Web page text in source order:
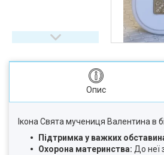
Опис
Ікона Свята мучениця Валентина в
Підтримка у важких
Охорона материнства: До неї